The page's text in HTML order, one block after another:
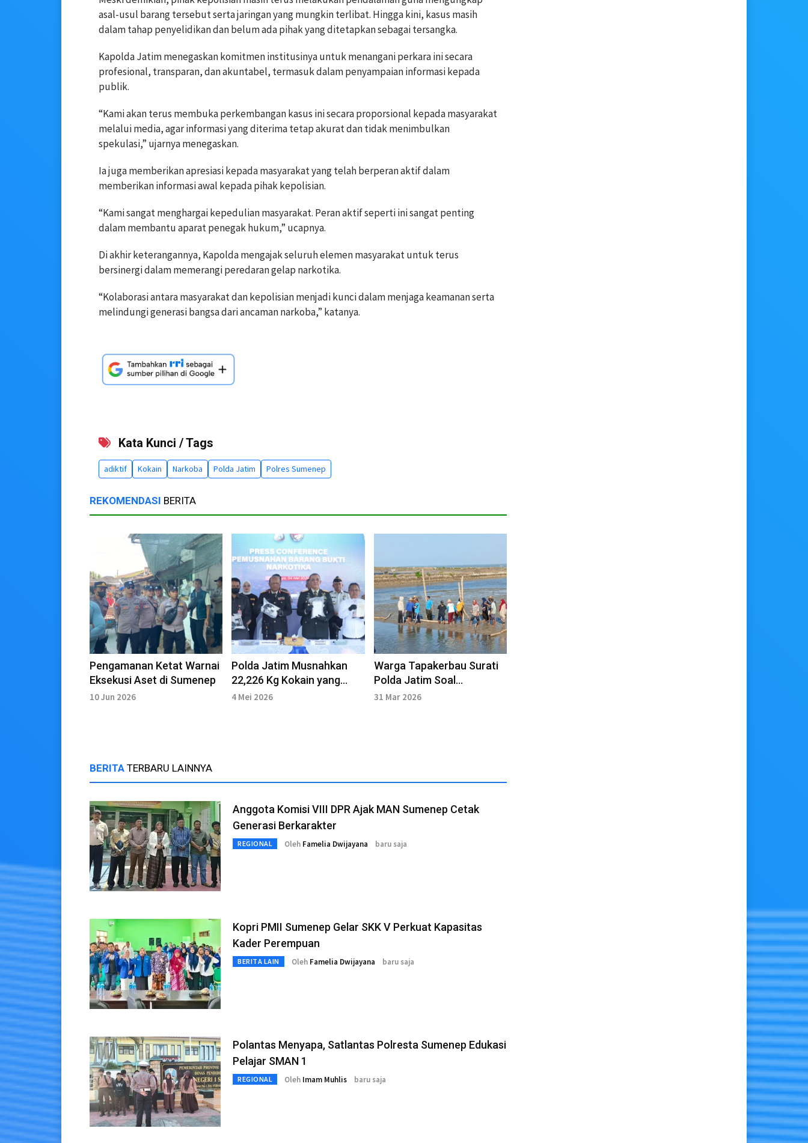
asal-usul barang tersebut serta jaringan yang mungkin terlibat. Hingga kini, kasus masih
dalam tahap penyelidikan dan belum ada pihak yang ditetapkan sebagai tersangka.
Kapolda Jatim menegaskan komitmen institusinya untuk menangani perkara ini secara
profesional, transparan, dan akuntabel, termasuk dalam penyampaian informasi kepada
publik.
“Kami akan terus membuka perkembangan kasus ini secara proporsional kepada masyarakat
melalui media, agar informasi yang diterima tetap akurat dan tidak menimbulkan
spekulasi,” ujarnya menegaskan.
Ia juga memberikan apresiasi kepada masyarakat yang telah berperan aktif dalam
memberikan informasi awal kepada pihak kepolisian.
“Kami sangat menghargai kepedulian masyarakat. Peran aktif seperti ini sangat penting
dalam membantu aparat penegak hukum,” ucapnya.
Di akhir keterangannya, Kapolda mengajak seluruh elemen masyarakat untuk terus
bersinergi dalam memerangi peredaran gelap narkotika.
“Kolaborasi antara masyarakat dan kepolisian menjadi kunci dalam menjaga keamanan serta
melindungi generasi bangsa dari ancaman narkoba,” katanya.
Kata Kunci / Tags
adiktif Kokain Narkoba Polda Jatim Polres Sumenep
REKOMENDASI BERITA
Pengamanan Ketat Warnai
Eksekusi Aset di Sumenep
10 Jun 2026
Polda Jatim Musnahkan
22,226 Kg Kokain yang
Ditemukan di Wilayah
4 Mei 2026
Warga Tapakerbau Surati
Polda Jatim Soal
Perkembangan Kasus SHM
31 Mar 2026
BERITA TERBARU LAINNYA
Anggota Komisi VIII DPR Ajak MAN Sumenep Cetak
Generasi Berkarakter
REGIONAL Oleh Famelia Dwijayana baru saja
Kopri PMII Sumenep Gelar SKK V Perkuat Kapasitas
Kader Perempuan
BERITA LAIN Oleh Famelia Dwijayana baru saja
Polantas Menyapa, Satlantas Polresta Sumenep Edukasi
Pelajar SMAN 1
REGIONAL Oleh Imam Muhlis baru saja